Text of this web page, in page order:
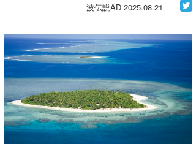
WAVE HUNTER波予想ツール
気象情報
ニュース
サーフィンエリアガイド
波伝説AD 2025.08.21
アート＆エンタメ
コラム
トラベル
ショップ情報